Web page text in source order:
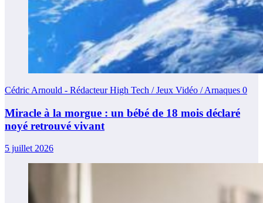
Cédric Arnould - Rédacteur High Tech / Jeux Vidéo / Arnaques 0
Miracle à la morgue : un bébé de 18 mois déclaré
noyé retrouvé vivant
5 juillet 2026